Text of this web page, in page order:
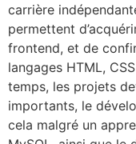
carrière
permettent
frontend, et de
langages HTML,
temps, les projets
importants, le
cela malgré un